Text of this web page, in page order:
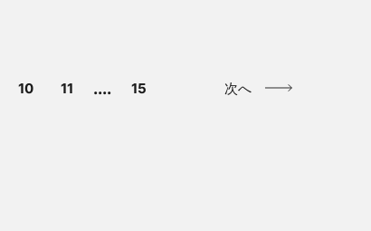
10 11 .... 15 次へ